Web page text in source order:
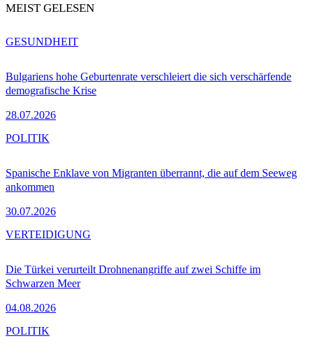
MEIST GELESEN
Bulgariens hohe Geburtenrate verschleiert die sich verschärfende
demografische Krise
28.07.2026
GESUNDHEIT
Spanische Enklave von Migranten überrannt, die auf dem Seeweg
ankommen
30.07.2026
POLITIK
Die Türkei verurteilt Drohnenangriffe auf zwei Schiffe im
Schwarzen Meer
04.08.2026
VERTEIDIGUNG
POLITIK